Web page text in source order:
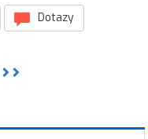
Dotazy